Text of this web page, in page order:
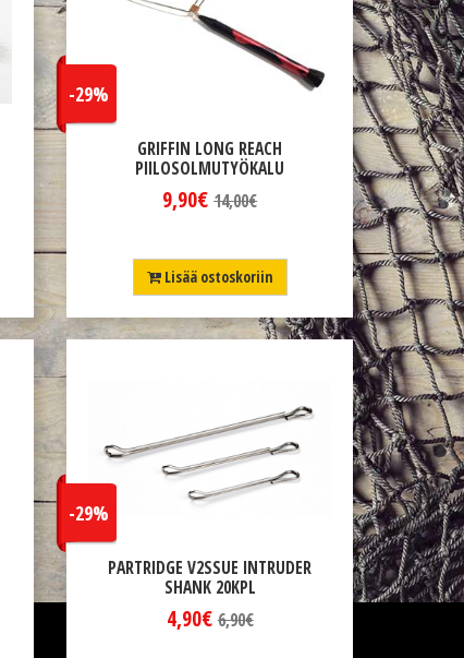
GRIFFIN LONG REACH
PIILOSOLMUTYÖKALU
9,90€
-29%
14,00€
Lisää ostoskoriin
PARTRIDGE V2SSUE INTRUDER
SHANK 20KPL
4,90€
-29%
6,90€